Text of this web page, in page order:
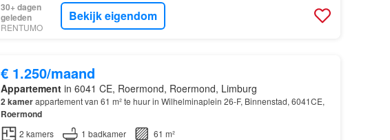
30+ dagen
geleden
RENTUMO
Bekijk eigendom
€ 1.250/maand
Appartementin 6041 CE, Roermond, Roermond, Limburg
2kamerappartement van 61 m² te huur in Wilhelminaplein 26-F, Binnenstad, 6041CE,
Roermond
2 kamers 1 badkamer 61 m²